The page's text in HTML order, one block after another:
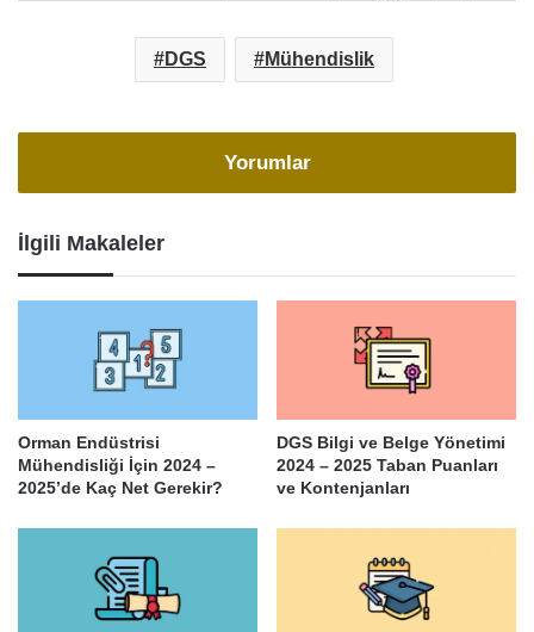
DGS Mühendislik
Yorumlar
İlgili Makaleler
Orman Endüstrisi
Mühendisliği İçin 2024 –
2025’de Kaç Net Gerekir?
DGS Bilgi ve Belge Yönetimi
2024 – 2025 Taban Puanları
ve Kontenjanları